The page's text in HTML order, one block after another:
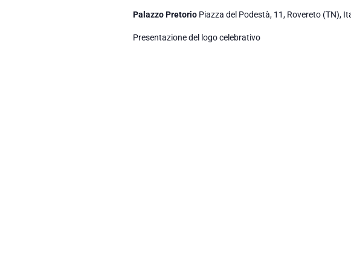
Palazzo Pretorio Piazza del Podestà, 11, Rovereto (TN),
Presentazione del logo celebrativo